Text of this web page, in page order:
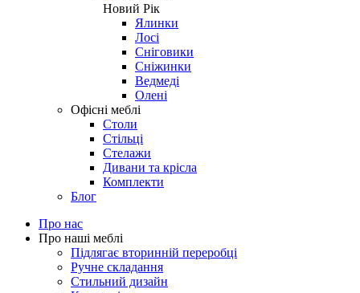
Новий Рік
Ялинки
Лосі
Сніговики
Сніжинки
Ведмеді
Олені
Офісні меблі
Столи
Стільці
Стелажи
Дивани та крісла
Комплекти
Блог
Про нас
Про наші меблі
Підлягає вторинній переробці
Ручне складання
Стильний дизайн